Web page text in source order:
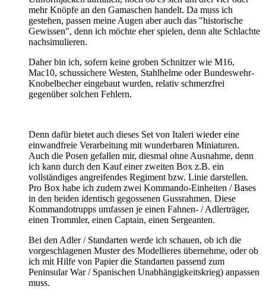
mehr Knöpfe an den Gamaschen handelt. Da muss ich
gestehen, passen meine Augen aber auch das "historische
Gewissen", denn ich möchte eher spielen, denn alte Schlachte
nachsimulieren.
Daher bin ich, sofern keine groben Schnitzer wie M16,
Mac10, schussichere Westen, Stahlhelme oder Bundeswehr-
Knobelbecher eingebaut wurden, relativ schmerzfrei
gegenüber solchen Fehlern.
Denn dafür bietet auch dieses Set von Italeri wieder eine
einwandfreie Verarbeitung mit wunderbaren Miniaturen.
Auch die Posen gefallen mir, diesmal ohne Ausnahme, denn
ich kann durch den Kauf einer zweiten Box z.B. ein
vollständiges angreifendes Regiment bzw. Linie darstellen.
Pro Box habe ich zudem zwei Kommando-Einheiten / Bases
in den beiden identisch gegossenen Gussrahmen. Diese
Kommandotrupps umfassen je einen Fahnen- / Adlerträger,
einen Trommler, einen Captain, einen Sergeanten.
Bei den Adler / Standarten werde ich schauen, ob ich die
vorgeschlagenen Muster des Modellieres übernehme, oder ob
ich mit Hilfe von Papier die Standarten passend zum
Peninsular War / Spanischen Unabhängigkeitskrieg) anpassen
muss.